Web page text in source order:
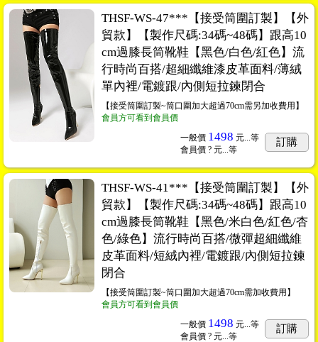
THSF-WS-47***【接受筒圍訂製】【外
貿款】【製作尺碼:34碼~48碼】跟高10
cm過膝長筒靴鞋【黑色/白色/紅色】流
行時尚百搭/超細纖維漆皮革面料/薄絨
單內裡/電鍍跟/內側短拉鍊閉合
【接受筒圍訂製~筒口圍加大超過70cm需另加收費用】
會員方可看到會員價
一般價 1498 元...等
會員價 ? 元...等
訂購
THSF-WS-41***【接受筒圍訂製】【外
貿款】【製作尺碼:34碼~48碼】跟高10
cm過膝長筒靴鞋【黑色/米白色/紅色/杏
色/綠色】流行時尚百搭/微彈超細纖維
皮革面料/短絨內裡/電鍍跟/內側短拉鍊
閉合
【接受筒圍訂製~筒口圍加大超過70cm需加收費用】
會員方可看到會員價
一般價 1498 元...等
會員價 ? 元...等
訂購